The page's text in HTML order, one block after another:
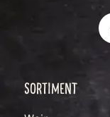
SORTIMENT